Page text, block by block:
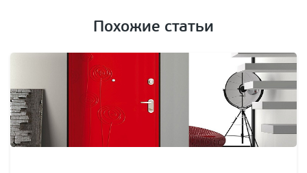
Похожие статьи